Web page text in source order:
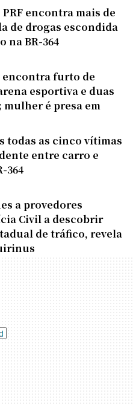
encontra mais de
de drogas escondida
na BR-364
encontra furto de
esportiva e duas
é presa em
todas as cinco vítimas
entre carro e
364
a provedores
Civil a descobrir
de tráfico, revela